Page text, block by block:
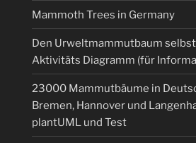
Mammoth Trees in Germany
Den Urweltmammutbaum
Aktivitäts Diagramm (für
23000 Mammutbäume in
Bremen, Hannover und
plantUML und Test